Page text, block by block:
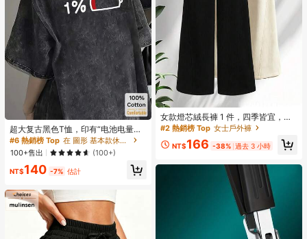
超大复古黑色T恤，印有“电池电量
低”字样，宽松版型，时尚设计，休闲
夏季之选
#6 熱銷榜 Top
在 圖形 基本款休閒T卹
回購率高的顧客
#6 熱銷榜 Top
在 圖形 基本款休閒T卹
回購率高的顧客
#6 熱銷榜 Top
在 圖形 基本款休閒T卹
回購率高的顧客
#6 熱銷榜 Top
回購率高的顧客
100+售出 (100+)
NT$140 -7% 估計
女款燈芯絨長褲 1 件，四季皆宜，直
筒寬鬆版型，修身顯瘦，休閒長褲，
適合戶外穿著與運動
#2 熱銷榜 Top 女士戶外褲
NT$166 -38% 過去 3 小時